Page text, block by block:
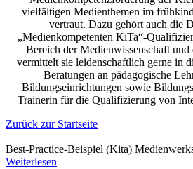
vielfältigen Medienthemen im
vertraut. Dazu gehört auch die
„Medienkompetenten KiTa“-
Bereich der Medienwissenschaft
vermittelt sie leidenschaftlich gerne in
Beratungen an pädagogische
Bildungseinrichtungen sowie
Trainerin für die Qualifizierung von
Zurück zur Startseite
Best-Practice-Beispiel (Kita)
Weiterlesen